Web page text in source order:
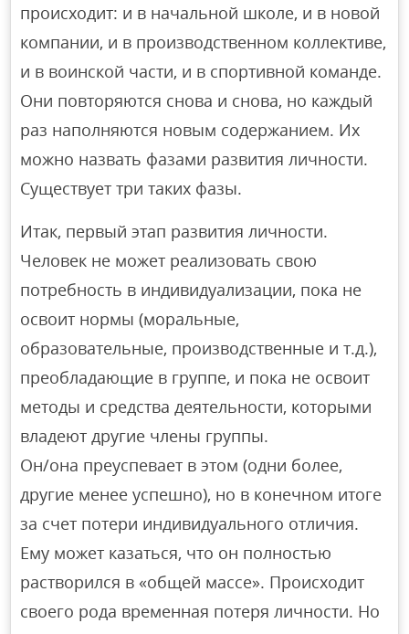
происходит: и в начальной школе, и в новой
компании, и в производственном коллективе,
и в воинской части, и в спортивной команде.
Они повторяются снова и снова, но каждый
раз наполняются новым содержанием. Их
можно назвать фазами развития личности.
Существует три таких фазы.
Итак, первый этап развития личности.
Человек не может реализовать свою
потребность в индивидуализации, пока не
освоит нормы (моральные,
образовательные, производственные и т.д.),
преобладающие в группе, и пока не освоит
методы и средства деятельности, которыми
владеют другие члены группы.
Он/она преуспевает в этом (одни более,
другие менее успешно), но в конечном итоге
за счет потери индивидуального отличия.
Ему может казаться, что он полностью
растворился в «общей массе». Происходит
своего рода временная потеря личности. Но